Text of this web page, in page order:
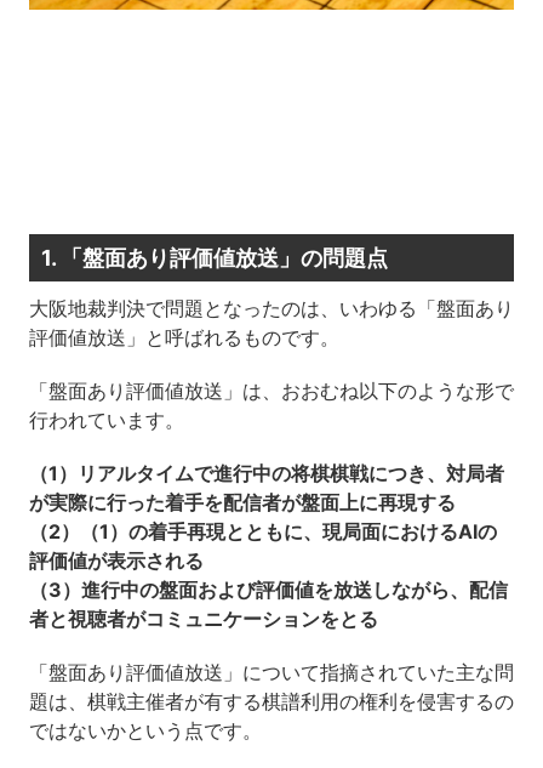
1. 「盤面あり評価値放送」の問題点
大阪地裁判決で問題となったのは、いわゆる「盤面あり
評価値放送」と呼ばれるものです。
「盤面あり評価値放送」は、おおむね以下のような形で
行われています。
（1）リアルタイムで進行中の将棋棋戦につき、対局者
が実際に行った着手を配信者が盤面上に再現する
（2）（1）の着手再現とともに、現局面におけるAIの
評価値が表示される
（3）進行中の盤面および評価値を放送しながら、配信
者と視聴者がコミュニケーションをとる
「盤面あり評価値放送」について指摘されていた主な問
題は、棋戦主催者が有する棋譜利用の権利を侵害するの
ではないかという点です。